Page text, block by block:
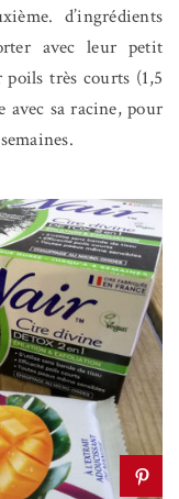
d’ingrédients
avec leur petit
très courts (1,5
avec sa racine, pour